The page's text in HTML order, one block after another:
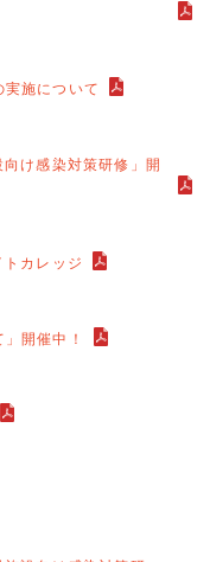
実施について
け感染対策研修」開
カレッジ
開催中！